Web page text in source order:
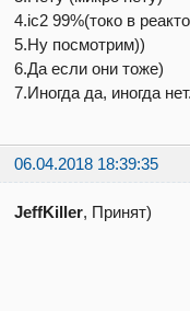
4.ic2 99%(токо в
5.Ну посмотрим))
6.Да если они тоже)
7.Иногда да, иногда
06.04.2018 18:39:35
JeffKiller, Принят)